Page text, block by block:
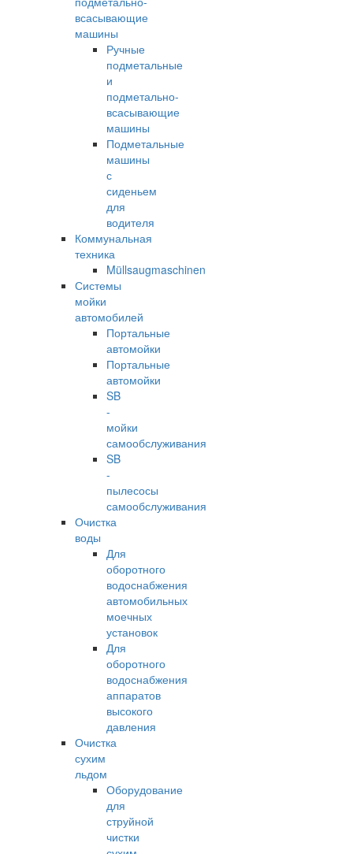
всасывающие
машины
Ручные
подметальные
и
подметально-
всасывающие
машины
Подметальные
машины
с
сиденьем
для
водителя
Коммунальная
техника
Müllsaugmaschinen
Системы
мойки
автомобилей
Портальные
автомойки
Портальные
автомойки
SB
-
мойки
самообслуживания
SB
-
пылесосы
самообслуживания
Очистка
воды
Для
оборотного
водоснабжения
автомобильных
моечных
установок
Для
оборотного
водоснабжения
аппаратов
высокого
давления
Очистка
сухим
льдом
Оборудование
для
струйной
чистки